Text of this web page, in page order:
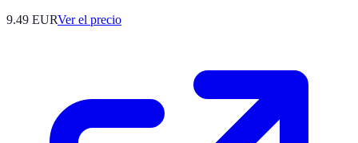
9.49 EURVer el precio